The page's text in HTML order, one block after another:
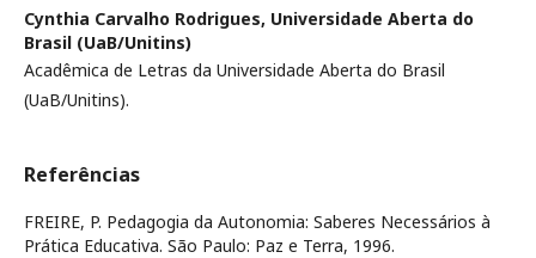
Cynthia Carvalho Rodrigues, Universidade Aberta do
Brasil (UaB/Unitins)
Acadêmica de Letras da Universidade Aberta do Brasil
(UaB/Unitins).
Referências
FREIRE, P. Pedagogia da Autonomia: Saberes Necessários à
Prática Educativa. São Paulo: Paz e Terra, 1996.